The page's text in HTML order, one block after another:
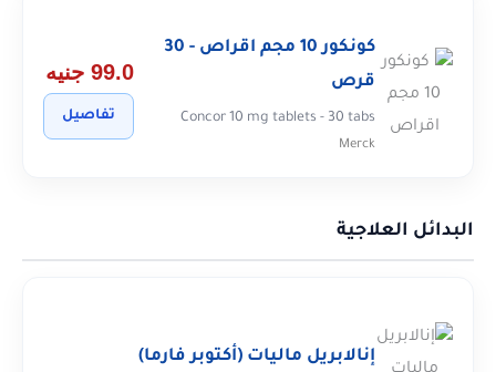
كونكور 10 مجم اقراص - 30
قرص
Concor 10 mg tablets - 30 tabs
Merck
99.0 جنيه
تفاصيل
البدائل العلاجية
إنالابريل ماليات (أكتوبر فارما)